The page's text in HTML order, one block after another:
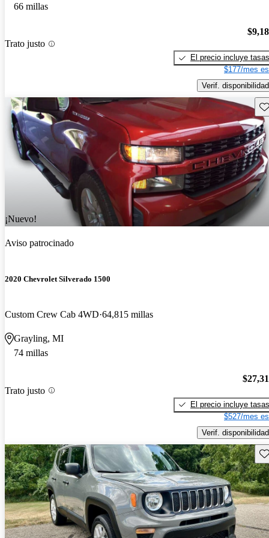
66 millas
Trato justo
El precio incluye tasas
$177/mes
Verif. disponibilidad
¡Nuevo!
Aviso patrocinado
2020 Chevrolet Silverado 1500
Custom Crew Cab 4WD 64,815 millas
Grayling, MI
74 millas
Trato justo
El precio incluye tasas
$527/mes
Verif. disponibilidad